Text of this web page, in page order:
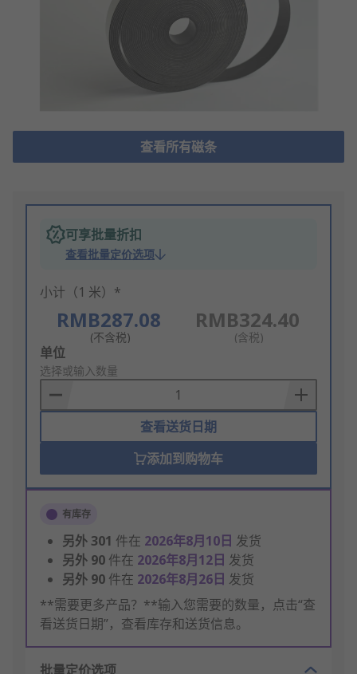
查看所有磁条
可享批量折扣
查看批量定价选项
小计（1 米）*
RMB287.08
(不含税)
RMB324.40
(含税)
Add
to
Basket
单位
选择或输入数量
查看送货日期
添加到购物车
有库存
另外301 件在 2026年8月10日 发货
另外 90 件在 2026年8月12日 发货
另外 90 件在 2026年8月26日 发货
**需要更多产品？**输入您需要的数量，点击“查
看送货日期”，查看库存和送货信息。
批量定价选项